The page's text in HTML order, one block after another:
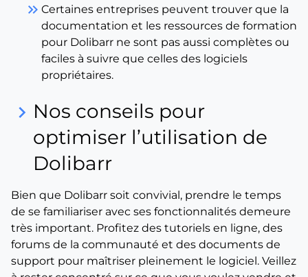
keyboard_double_arrow_right Certaines entreprises peuvent trouver que la
documentation et les ressources de formation
pour Dolibarr ne sont pas aussi complètes ou
faciles à suivre que celles des logiciels
propriétaires.
keyboard_arrow_right Nos conseils pour
optimiser l’utilisation de
Dolibarr
Bien que Dolibarr soit convivial, prendre le temps
de se familiariser avec ses fonctionnalités demeure
très important. Profitez des tutoriels en ligne, des
forums de la communauté et des documents de
support pour maîtriser pleinement le logiciel. Veillez